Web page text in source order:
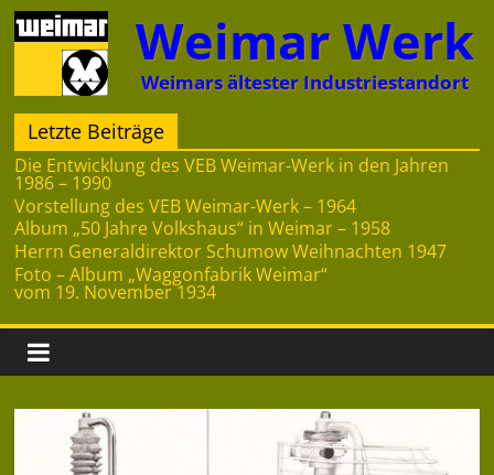
Zum
Inhalt
springen
Weimar Werk
Weimars ältester Industriestandort
Letzte Beiträge
Die Entwicklung des VEB Weimar-Werk in den Jahren
1986 – 1990
Vorstellung des VEB Weimar-Werk – 1964
Album „50 Jahre Volkshaus“ in Weimar – 1958
Herrn Generaldirektor Schumow Weihnachten 1947
Foto – Album „Waggonfabrik Weimar“
vom 19. November 1934